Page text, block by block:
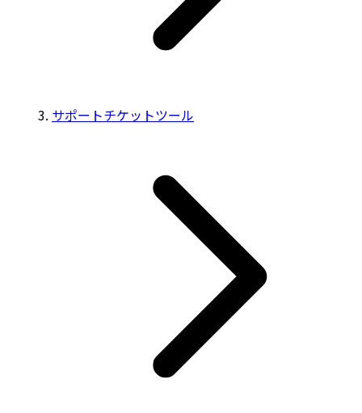
サポートチケットツール